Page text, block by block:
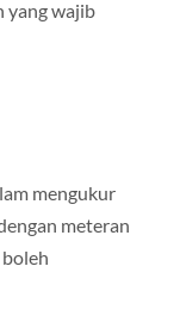
yang wajib
mengukur
meteran